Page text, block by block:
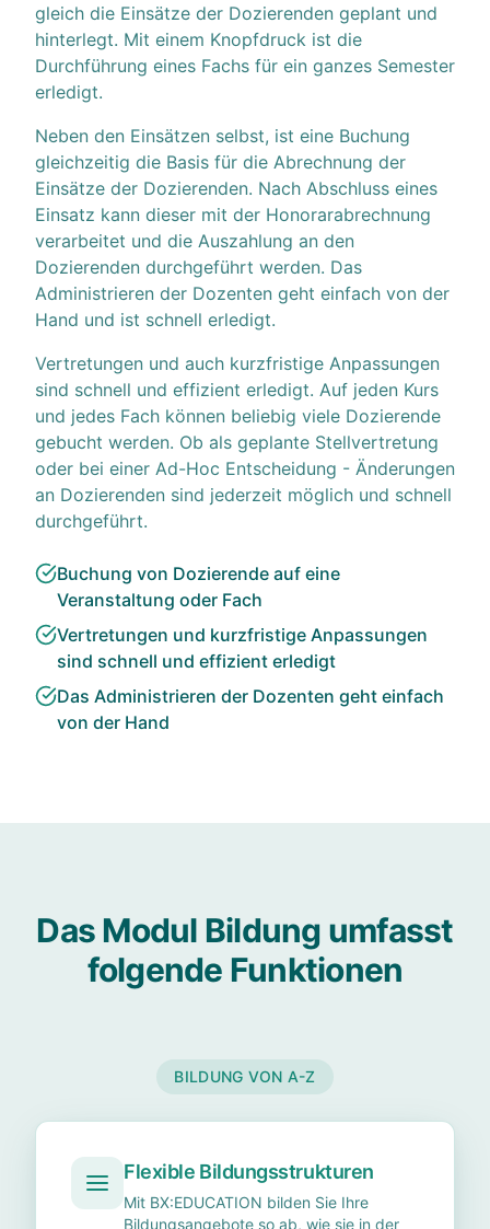
gleich die Einsätze der Dozierenden geplant und
hinterlegt. Mit einem Knopfdruck ist die
Durchführung eines Fachs für ein ganzes Semester
erledigt.
Neben den Einsätzen selbst, ist eine Buchung
gleichzeitig die Basis für die Abrechnung der
Einsätze der Dozierenden. Nach Abschluss eines
Einsatz kann dieser mit der Honorarabrechnung
verarbeitet und die Auszahlung an den
Dozierenden durchgeführt werden. Das
Administrieren der Dozenten geht einfach von der
Hand und ist schnell erledigt.
Vertretungen und auch kurzfristige Anpassungen
sind schnell und effizient erledigt. Auf jeden Kurs
und jedes Fach können beliebig viele Dozierende
gebucht werden. Ob als geplante Stellvertretung
oder bei einer Ad-Hoc Entscheidung - Änderungen
an Dozierenden sind jederzeit möglich und schnell
durchgeführt.
Buchung von Dozierende auf eine
Veranstaltung oder Fach
Vertretungen und kurzfristige Anpassungen
sind schnell und effizient erledigt
Das Administrieren der Dozenten geht einfach
von der Hand
Das Modul Bildung umfasst
folgende Funktionen
BILDUNG VON A-Z
Flexible Bildungsstrukturen
Mit BX:EDUCATION bilden Sie Ihre
Bildungsangebote so ab, wie sie in der